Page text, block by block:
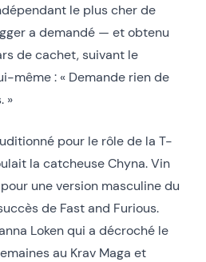
le plus cher de
a demandé — et obtenu
de cachet, suivant le
même : « Demande rien de
»
pour le rôle de la T-
la catcheuse Chyna. Vin
une version masculine du
de Fast and Furious.
Loken qui a décroché le
au Krav Maga et